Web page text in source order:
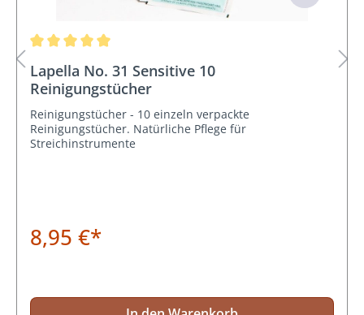
Lapella No. 31 Sensitive 10
Reinigungstücher
Reinigungstücher - 10 einzeln verpackte
Reinigungstücher. Natürliche Pflege für
Streichinstrumente
8,95 €*